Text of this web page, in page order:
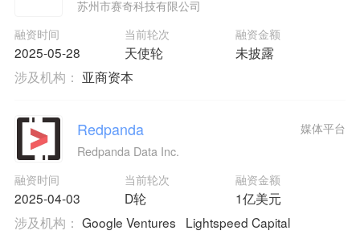
苏州市赛奇科技有限公司
融资时间
2025-05-28
当前轮次
天使轮
融资金额
未披露
涉及机构： 亚商资本
Redpanda
Redpanda Data Inc.
融资时间
2025-04-03
当前轮次
D轮
融资金额
1亿美元
媒体平台
涉及机构： Google Ventures Lightspeed Capital